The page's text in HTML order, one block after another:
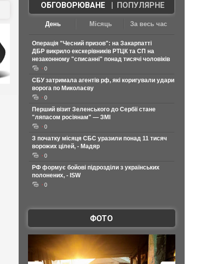
ОБГОВОРЮВАНЕ| ПОПУЛЯРНЕ
День Місяць За весь час
Операція "Чесний призов": на Закарпатті
ДБР викрило екскерівників РТЦК та СП на
незаконному "списанні" понад тисячі чоловіків
0
СБУ затримала агентів рф, які коригували удари
ворога по Миколаєву
0
Перший візит Зеленського до Сербії стане
"ляпасом росіянам" — ЗМІ
0
З початку місяця СБС уразили понад 11 тисяч
ворожих цілей, - Мадяр
0
РФ формує бойові підрозділи з українських
полонених, - ISW
0
ФОТО